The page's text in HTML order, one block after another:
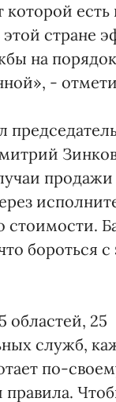
есть
стране
на
-
продажи
стоимости.
бороться
областей, 25
служб,
по-
правила.